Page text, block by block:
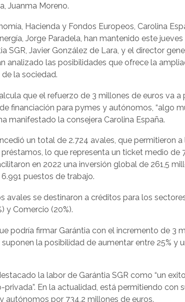
Juanma Moreno.
Hacienda y Fondos Europeos, Carolina
Jorge Paradela, han mantenido este
SGR, Javier González de Lara, y el director
analizado las posibilidades que ofrece la
de la sociedad.
que el refuerzo de 3 millones de euros va a
financiación para pymes y autónomos, “algo
manifestado la consejera Carolina España.
un total de 2.724 avales, que permitieron
lo que representa un ticket medio de
en 2022 una inversión global de 261,5
puestos de trabajo.
avales se destinaron a créditos para los
y Comercio (20%).
podría firmar Garántia con el incremento de 3
la posibilidad de aumentar entre 25% y
la labor de Garántia SGR como “un
En la actualidad, está permitiendo con
autónomos por 734,2 millones de euros.